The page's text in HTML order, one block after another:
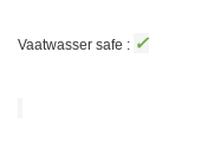
Vaatwasser safe : ✓